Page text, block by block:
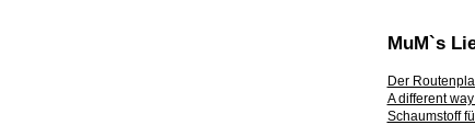
MuM`s
Der
A different
Schaumstoff